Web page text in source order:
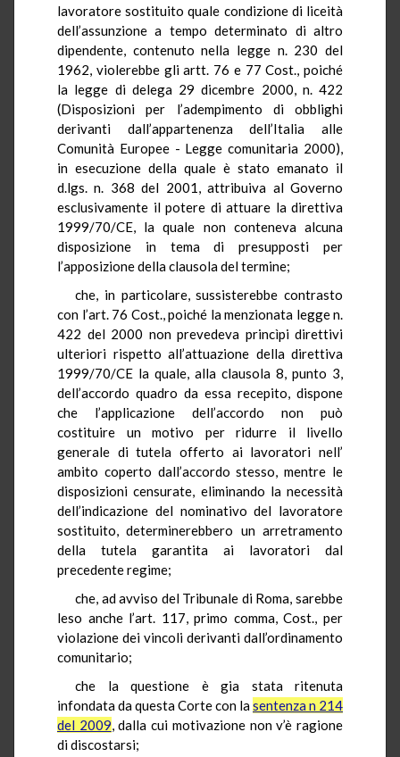
lavoratore sostituito quale condizione di liceità
dell’assunzione a tempo determinato di altro
dipendente, contenuto nella legge n. 230 del
1962, violerebbe gli artt. 76 e 77 Cost., poiché
la legge di delega 29 dicembre 2000, n. 422
(Disposizioni per l’adempimento di obblighi
derivanti dall’appartenenza dell’Italia alle
Comunità Europee - Legge comunitaria 2000),
in esecuzione della quale è stato emanato il
d.lgs. n. 368 del 2001, attribuiva al Governo
esclusivamente il potere di attuare la direttiva
1999/70/CE, la quale non conteneva alcuna
disposizione in tema di presupposti per
l’apposizione della clausola del termine;
che, in particolare, sussisterebbe contrasto
con l’art. 76 Cost., poiché la menzionata legge n.
422 del 2000 non prevedeva princìpi direttivi
ulteriori rispetto all’attuazione della direttiva
1999/70/CE la quale, alla clausola 8, punto 3,
dell’accordo quadro da essa recepito, dispone
che l’applicazione dell’accordo non può
costituire un motivo per ridurre il livello
generale di tutela offerto ai lavoratori nell’
ambito coperto dall’accordo stesso, mentre le
disposizioni censurate, eliminando la necessità
dell’indicazione del nominativo del lavoratore
sostituito, determinerebbero un arretramento
della tutela garantita ai lavoratori dal
precedente regime;
che, ad avviso del Tribunale di Roma, sarebbe
leso anche l’art. 117, primo comma, Cost., per
violazione dei vincoli derivanti dall’ordinamento
comunitario;
che la questione è gia stata ritenuta
infondata da questa Corte con lasentenza n 214
del 2009, dalla cui motivazione non v’è ragione
di discostarsi;